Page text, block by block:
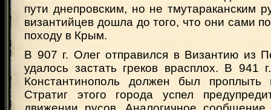
пути днепровским, но не тмутараканским
византийцев дошла до того, что они сами
походу в Крым.
В 907 г. Олег отправился в Византию из
удалось застать греков врасплох. В 941
Константинополь должен был проплыть
Стратиг этого города успел